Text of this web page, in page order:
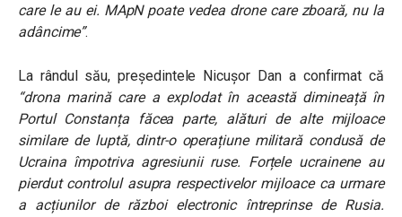
care le au ei. MApN poate vedea drone care zboară, nu la
adâncime”.
La rândul său, președintele Nicușor Dan a confirmat că
“drona marină care a explodat în această dimineață în
Portul Constanța făcea parte, alături de alte mijloace
similare de luptă, dintr-o operațiune militară condusă de
Ucraina împotriva agresiunii ruse. Forțele ucrainene au
pierdut controlul asupra respectivelor mijloace ca urmare
a acțiunilor de război electronic întreprinse de Rusia.